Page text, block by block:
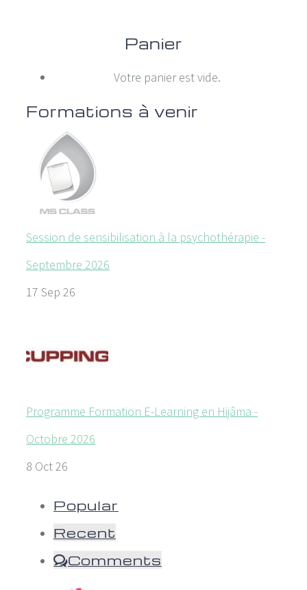
Panier
Votre panier est vide.
Formations à venir
Session de sensibilisation à la psychothérapie -
Septembre 2026
17 Sep 26
Programme Formation E-Learning en Hijâma -
Octobre 2026
8 Oct 26
Popular
Recent
Comments